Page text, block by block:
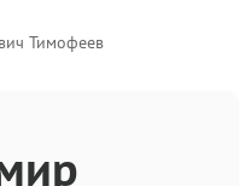
Тимофеев